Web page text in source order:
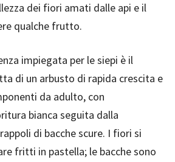
dei fiori amati dalle api e il
qualche frutto.
impiegata per le siepi è il
di un arbusto di rapida crescita e
da adulto, con
bianca seguita dalla
di bacche scure. I fiori si
fritti in pastella; le bacche sono